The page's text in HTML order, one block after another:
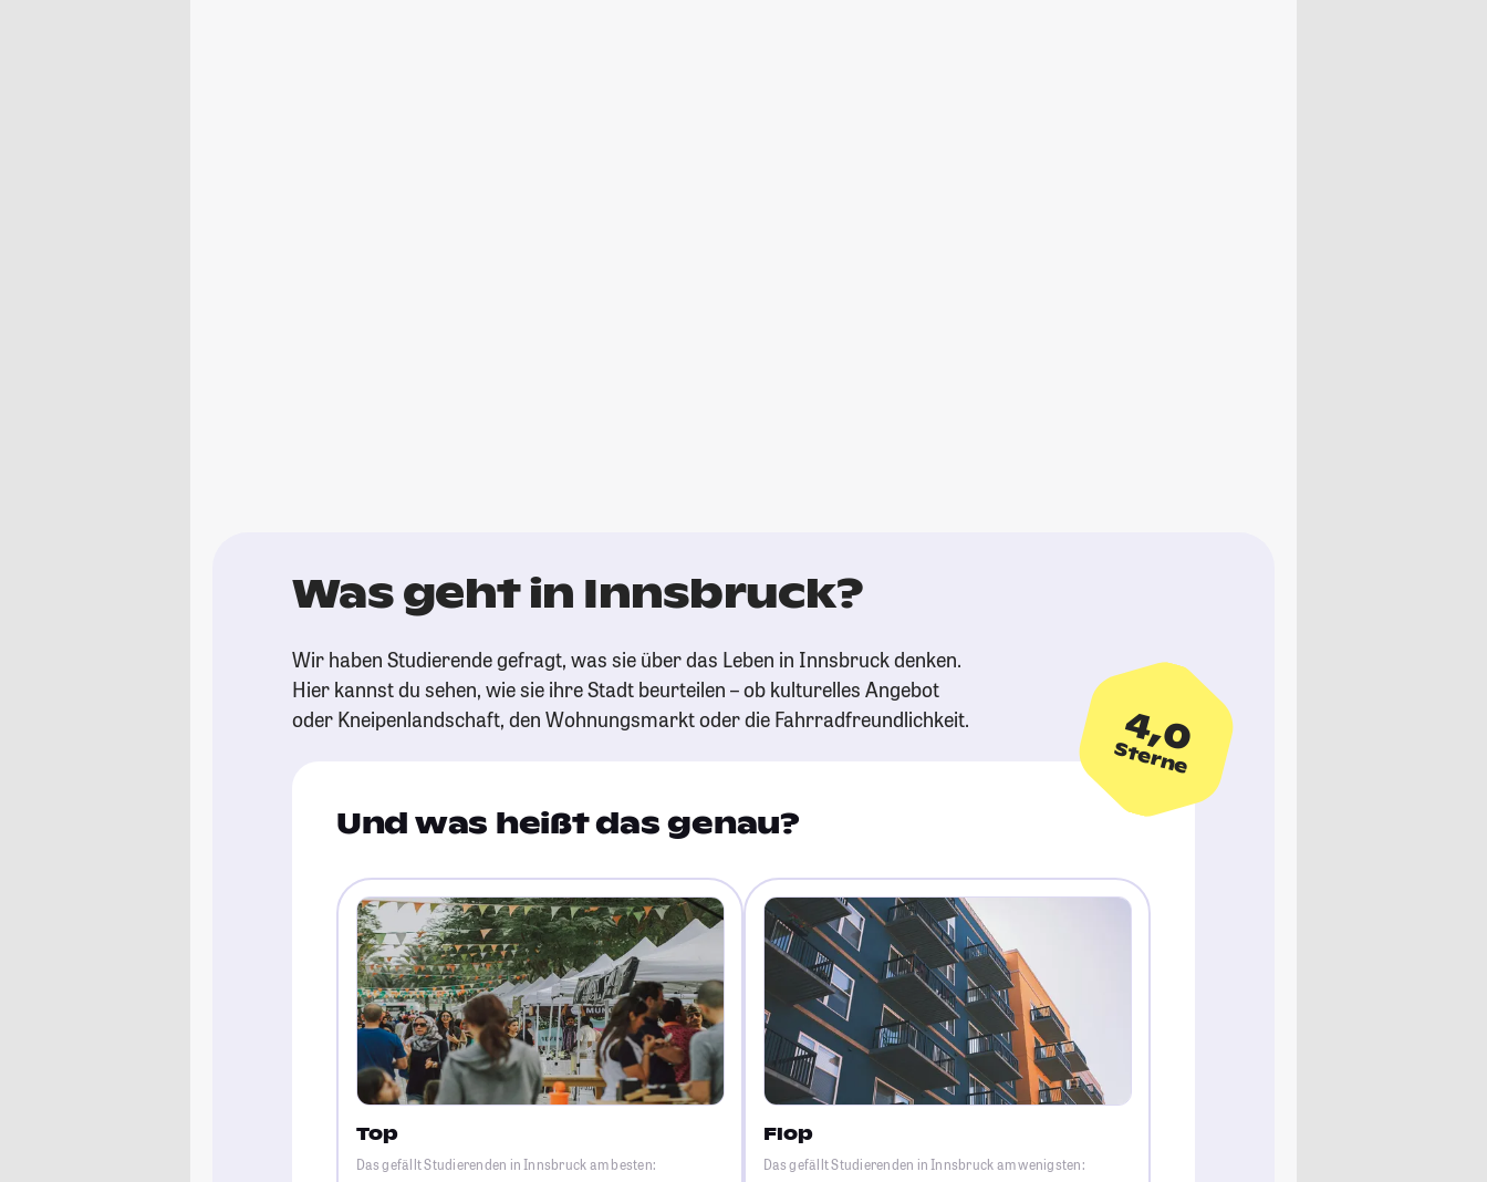
Was geht in Innsbruck?
Wir haben Studierende gefragt, was sie über das Leben in Innsbruck denken.
Hier kannst du sehen, wie sie ihre Stadt beurteilen – ob kulturelles Angebot
oder Kneipenlandschaft, den Wohnungsmarkt oder die Fahrradfreundlichkeit.
4,0
Sterne
Und was heißt das genau?
Top
Das gefällt Studierenden in Innsbruck am besten:
Flop
Das gefällt Studierenden in Innsbruck am wenigsten: